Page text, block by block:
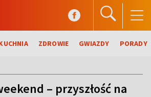
ZDROWIE GWIAZDY PORADY
– przyszłość na